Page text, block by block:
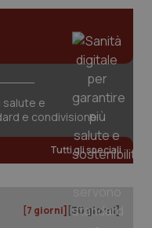
salute e
e condivisione
Tutti gli speciali
[7 giorni] [30 giorni]
www.quotidianosanita.it